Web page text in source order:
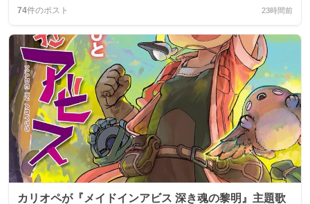
74件のポスト 23時間前
カリオペが『メイドインアビス 深き魂の黎明』主題歌